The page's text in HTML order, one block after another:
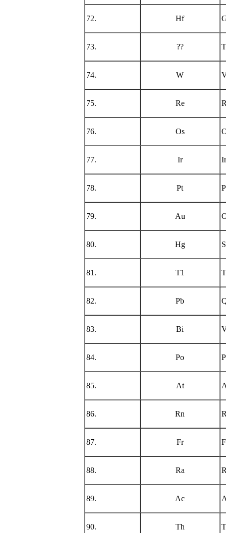
72. Hf
73. ??
74. W
75. Re
76. Os
77. Ir
78. Pt
79. Au
80. Hg
81. T1
82. Pb
83. Bi
84. Po
85. At
86. Rn
87. Fr
88. Ra
89. Ac
90. Th